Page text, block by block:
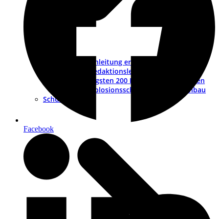
Betriebsanleitung erstellen – ein Leitfaden
Muster-Redaktionsleitfaden
Die wichtigsten 200 Fragen und Antworten
ATEX – Explosionsschutz im Maschinenbau
Schulungen
Facebook